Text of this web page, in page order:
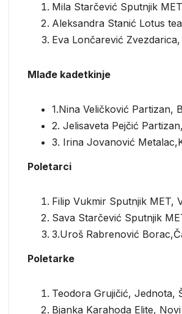
Mila Starčević Sputnjik
Aleksandra Stanić Lotus
Eva Lončarević
Mlađe kadetkinje
1.Nina Veličković Partizan,
2. Jelisaveta Pejčić
3. Irina Jovanović
Poletarci
Filip Vukmir Sputnjik MET,
Sava Starčević Sputnjik
3.Uroš Rabrenović
Poletarke
Teodora Grujičić, Jednota,
Bjanka Karahoda Elite,